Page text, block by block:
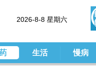
2026-8-8 星期六
生活 慢病